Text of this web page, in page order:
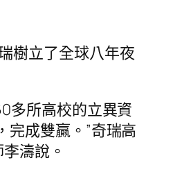
樹立了全球八年夜
多所高校的立異資
完成雙贏。”奇瑞高
濤說。